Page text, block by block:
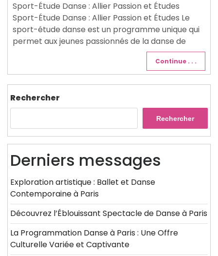
Sport-Étude Danse : Allier Passion et Études
Sport-Étude Danse : Allier Passion et Études Le
sport-étude danse est un programme unique qui
permet aux jeunes passionnés de la danse de
Continue . . .
Rechercher
Rechercher
Derniers messages
Exploration artistique : Ballet et Danse
Contemporaine à Paris
Découvrez l’Éblouissant Spectacle de Danse à Paris
La Programmation Danse à Paris : Une Offre
Culturelle Variée et Captivante